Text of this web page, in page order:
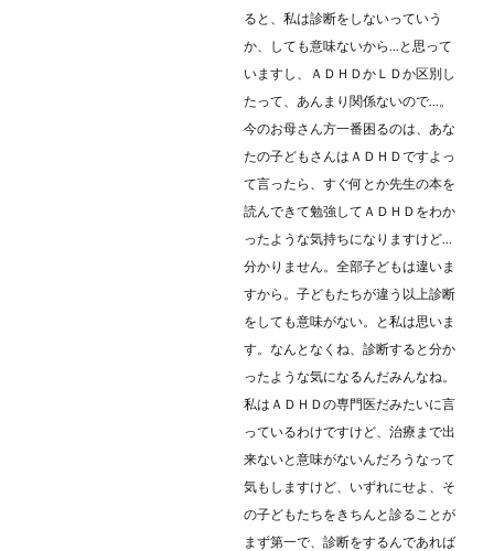
ると、私は診断をしないっていう
か、しても意味ないから…と思って
いますし、ＡＤＨＤかＬＤか区別し
たって、あんまり関係ないので…。
今のお母さん方一番困るのは、あな
たの子どもさんはＡＤＨＤですよっ
て言ったら、すぐ何とか先生の本を
読んできて勉強してＡＤＨＤをわか
ったような気持ちになりますけど…
分かりません。全部子どもは違いま
すから。子どもたちが違う以上診断
をしても意味がない。と私は思いま
す。なんとなくね、診断すると分か
ったような気になるんだみんなね。
私はＡＤＨＤの専門医だみたいに言
っているわけですけど、治療まで出
来ないと意味がないんだろうなって
気もしますけど、いずれにせよ、そ
の子どもたちをきちんと診ることが
まず第一で、診断をするんであれば